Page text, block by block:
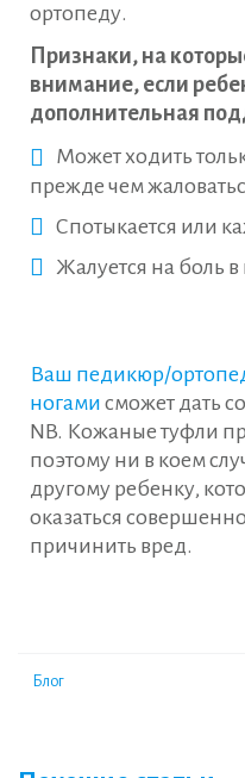
ортопеду.
Признаки, на
внимание, если
дополнительная
Может ходить
прежде чем
Спотыкается или
Жалуется на боль в
Ваш педикюр/
ногами сможет дать
NB. Кожаные туфли
поэтому ни в коем
другому ребенку,
оказаться
причинить вред.
Блог